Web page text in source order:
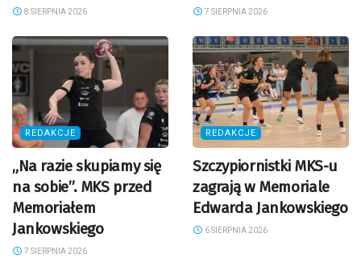
8 SIERPNIA 2026 7 SIERPNIA 2026
REDAKCJE
„Na razie skupiamy się
na sobie”. MKS przed
Memoriałem
Jankowskiego
7 SIERPNIA 2026
REDAKCJE
Szczypiornistki MKS-u
zagrają w Memoriale
Edwarda Jankowskiego
6 SIERPNIA 2026